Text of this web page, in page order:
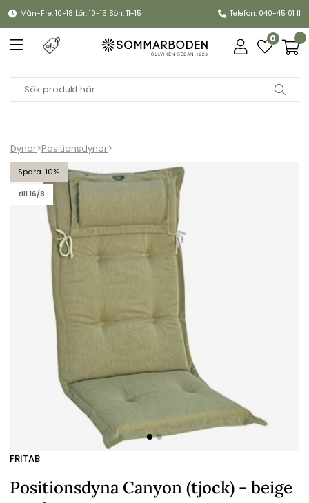
Mån-Fre: 10-18 Lör: 10-15 Sön: 11-15 Telefon: 040-45 01 11
0
Dynor>Positionsdynor>
10
till 16/8
Positionsdyna Canyon (tjock) - beige struktur
FRITAB
Positionsdyna Canyon (tjock) - beige